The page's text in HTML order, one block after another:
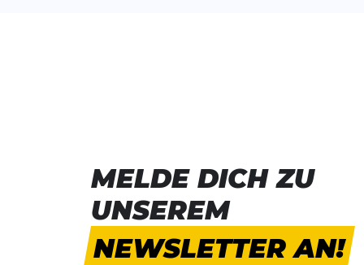
MELDE DICH ZU
UNSEREM
NEWSLETTER AN!